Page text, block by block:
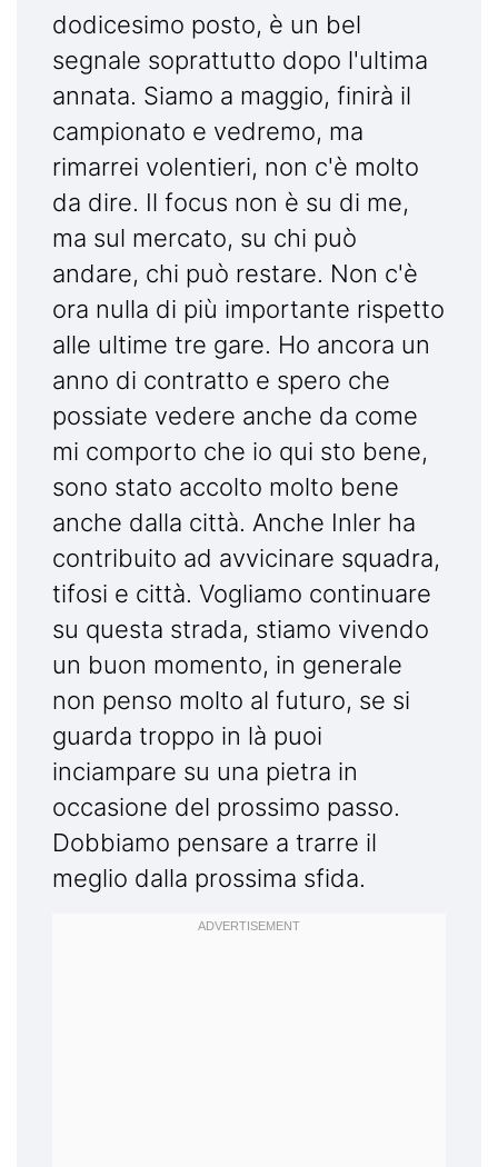
dodicesimo posto, è un bel
segnale soprattutto dopo l'ultima
annata. Siamo a maggio, finirà il
campionato e vedremo, ma
rimarrei volentieri, non c'è molto
da dire. Il focus non è su di me,
ma sul mercato, su chi può
andare, chi può restare. Non c'è
ora nulla di più importante rispetto
alle ultime tre gare. Ho ancora un
anno di contratto e spero che
possiate vedere anche da come
mi comporto che io qui sto bene,
sono stato accolto molto bene
anche dalla città. Anche Inler ha
contribuito ad avvicinare squadra,
tifosi e città. Vogliamo continuare
su questa strada, stiamo vivendo
un buon momento, in generale
non penso molto al futuro, se si
guarda troppo in là puoi
inciampare su una pietra in
occasione del prossimo passo.
Dobbiamo pensare a trarre il
meglio dalla prossima sfida.